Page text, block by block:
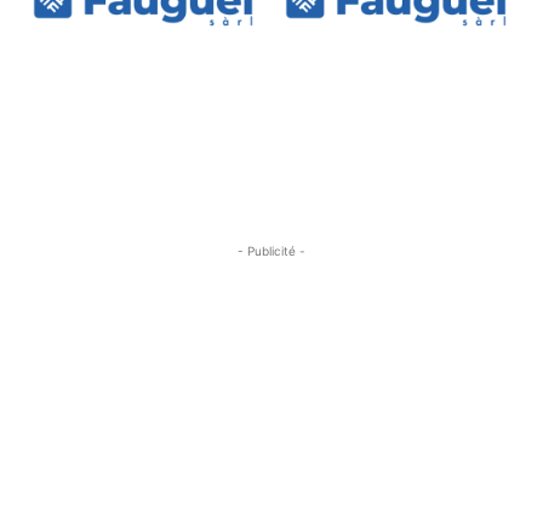
- Publicité -